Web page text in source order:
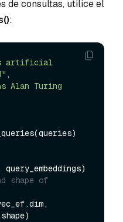
de consultas, utilice el
:
artificial
,
Alan Turing
shape of